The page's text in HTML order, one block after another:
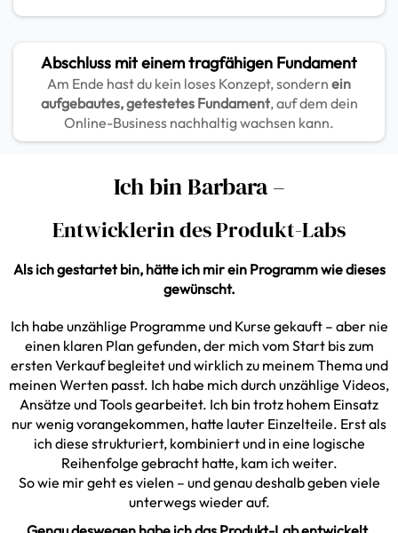
Abschluss mit einem tragfähigen Fundament
Am Ende hast du kein loses Konzept, sondern ein
aufgebautes, getestetes Fundament, auf dem dein
Online-Business nachhaltig wachsen kann.
Ich bin Barbara –
Entwicklerin des Produkt-Labs
Als ich gestartet bin, hätte ich mir ein Programm wie dieses
gewünscht.
Ich habe unzählige Programme und Kurse gekauft – aber nie
einen klaren Plan gefunden, der mich vom Start bis zum
ersten Verkauf begleitet und wirklich zu meinem Thema und
meinen Werten passt. Ich habe mich durch unzählige Videos,
Ansätze und Tools gearbeitet. Ich bin trotz hohem Einsatz
nur wenig vorangekommen, hatte lauter Einzelteile. Erst als
ich diese strukturiert, kombiniert und in eine logische
Reihenfolge gebracht hatte, kam ich weiter.
So wie mir geht es vielen – und genau deshalb geben viele
unterwegs wieder auf.